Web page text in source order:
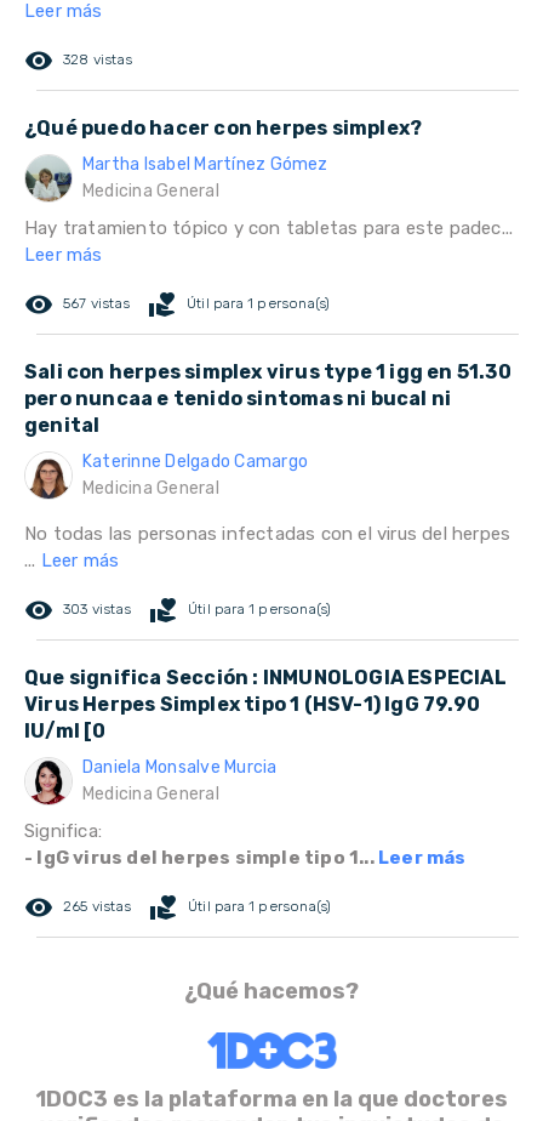
Leer más
remove_red_eye 328 vistas
¿Qué puedo hacer con herpes simplex?
Martha Isabel Martínez Gómez
Medicina General
Hay tratamiento tópico y con tabletas para este padec...
Leer más
remove_red_eye 567 vistas volunteer_activism Útil para 1 persona(s)
Sali con herpes simplex virus type 1 igg en 51.30
pero nuncaa e tenido sintomas ni bucal ni
genital
Katerinne Delgado Camargo
Medicina General
No todas las personas infectadas con el virus del herpes
... Leer más
remove_red_eye 303 vistas volunteer_activism Útil para 1 persona(s)
Que significa Sección : INMUNOLOGIA ESPECIAL
Virus Herpes Simplex tipo 1 (HSV-1) IgG 79.90
IU/ml [0
Daniela Monsalve Murcia
Medicina General
Significa:
- IgG virus del herpes simple tipo 1... Leer más
remove_red_eye 265 vistas volunteer_activism Útil para 1 persona(s)
¿Qué hacemos?
1DOC3 es la plataforma en la que doctores